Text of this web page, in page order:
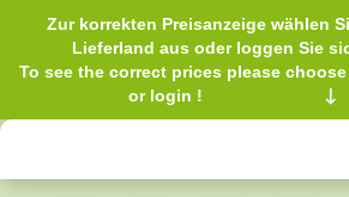
Zur korrekten Preisanzeige wählen
Lieferland aus oder loggen Sie
To see the correct prices please
or login !
↓